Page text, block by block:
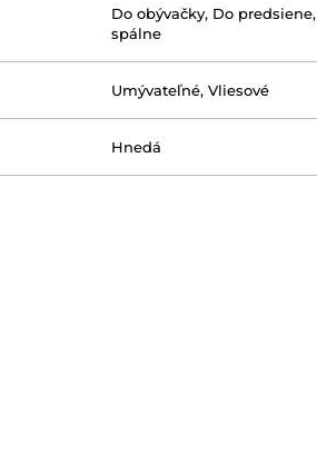
Do obývačky, Do predsiene,
spálne
Umývateľné,Vliesové
Hnedá